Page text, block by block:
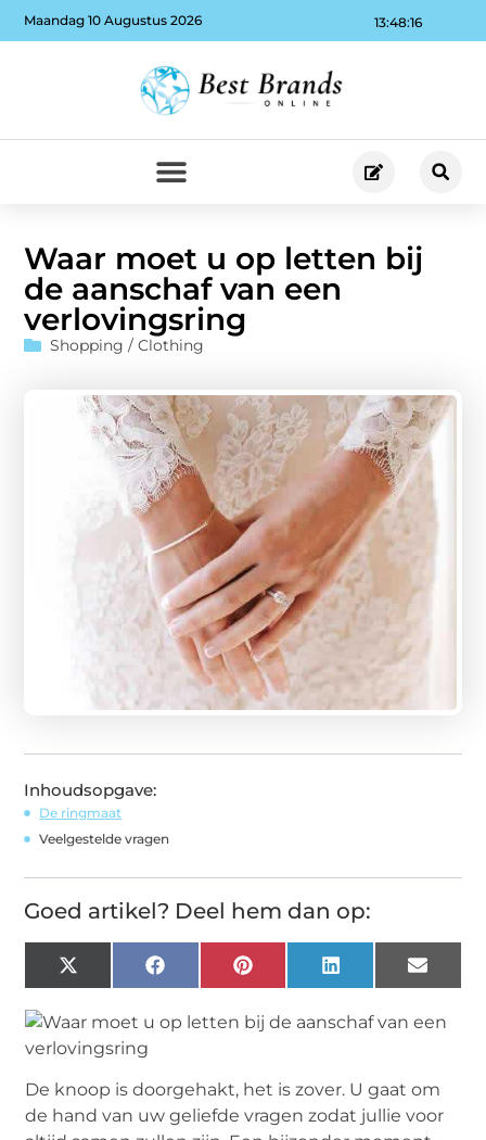
13:48:17
Maandag 10 Augustus 2026
Waar moet u op letten bij
de aanschaf van een
verlovingsring
Shopping / Clothing
Inhoudsopgave:
De ringmaat
Veelgestelde vragen
Goed artikel? Deel hem dan op:
X
(Twitter)
FacebookPinterest LinkedIn Email
De knoop is doorgehakt, het is zover. U gaat om
de hand van uw geliefde vragen zodat jullie voor